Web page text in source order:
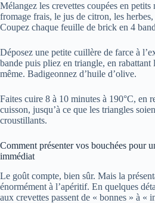
Mélangez les crevettes coupées en petits
fromage frais, le jus de citron, les
Coupez chaque feuille de brick en 4
Déposez une petite cuillère de farce à
bande puis pliez en triangle, en
même. Badigeonnez d’huile d’olive.
Faites cuire 8 à 10 minutes à 190°C, en
cuisson, jusqu’à ce que les triangles
croustillants.
Comment présenter vos bouchées pour
immédiat
Le goût compte, bien sûr. Mais la
énormément à l’apéritif. En quelques
aux crevettes passent de « bonnes » à «